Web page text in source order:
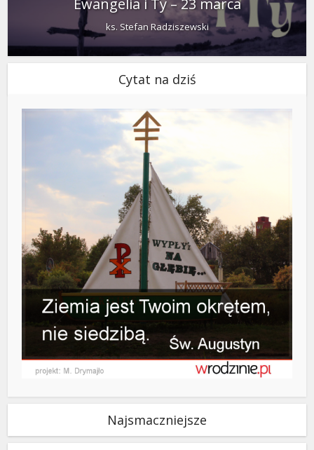
ks. Stefan Radziszewski
Cytat na dziś
Najsmaczniejsze